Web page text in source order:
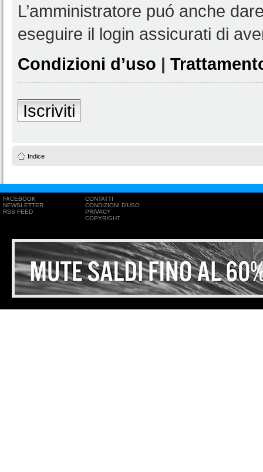
L’amministratore puó anche
eseguire il login assicurati di
Condizioni d’uso |
Iscriviti
Indice
FACEBOOK
NEWSLETTER
RSS FEED
CONTATTI
CONDIZIONI D'USO
PRIVACY
COPYRIGHT